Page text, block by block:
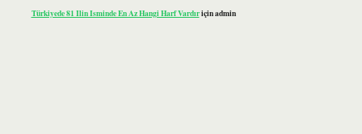
Türkiyede 81 Ilin Isminde En Az Hangi Harf Vardıriçinadmin